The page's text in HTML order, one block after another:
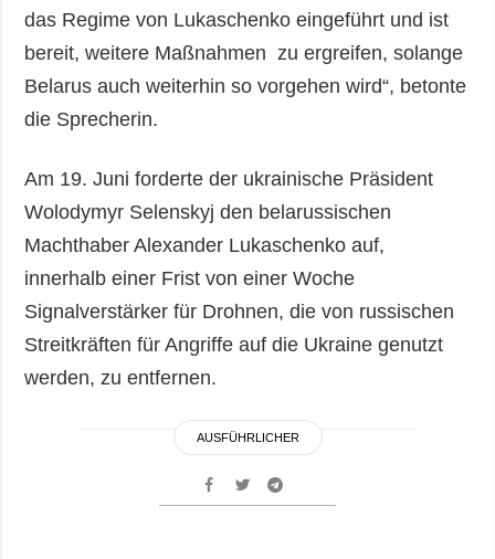
das Regime von Lukaschenko eingeführt und ist
bereit, weitere Maßnahmen zu ergreifen, solange
Belarus auch weiterhin so vorgehen wird“, betonte
die Sprecherin.
Am 19. Juni forderte der ukrainische Präsident
Wolodymyr Selenskyj den belarussischen
Machthaber Alexander Lukaschenko auf,
innerhalb einer Frist von einer Woche
Signalverstärker für Drohnen, die von russischen
Streitkräften für Angriffe auf die Ukraine genutzt
werden, zu entfernen.
AUSFÜHRLICHER